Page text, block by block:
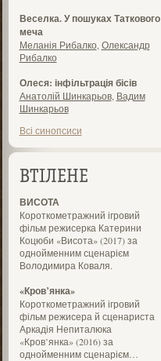
Веселка. У пошуках Таткового
меча
Меланія Рибалко Олександр
Рибалко
Олеся: інфільтрація бісів
Анатолій Шинкарьов, Вадим
Шинкарьов
Всі синопсиси
ВТІЛЕНЕ
ВИСОТА
Короткометражний ігровий
фільм режисерка Катерини
Коцюби «Висота» (2017) за
однойменним сценарієм
Володимира Коваля.
«Кров’янка»
Короткометражний ігровий
фільм режисера й сценариста
Аркадія Непиталюка
«Кров’янка» (2016) за
однойменним сценарієм…